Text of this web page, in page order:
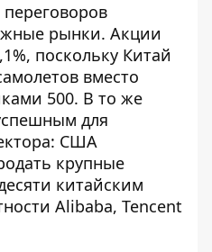
рынки. Акции
, поскольку Китай
вместо
500. В то же
для
США
крупные
китайским
Alibaba, Tencent